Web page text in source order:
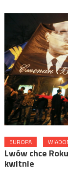
EUROPA
Lwów chce
kwitnie